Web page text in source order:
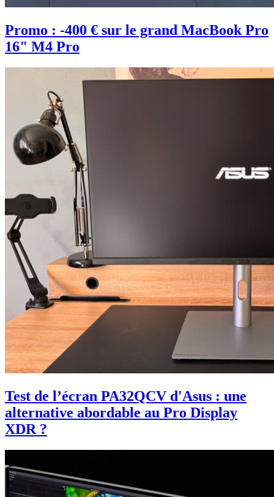
Promo : -400 € sur le grand MacBook Pro
16" M4 Pro
Test de l’écran PA32QCV d'Asus : une
alternative abordable au Pro Display
XDR ?